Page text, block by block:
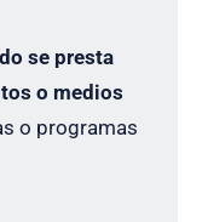
se presta
o medios
o programas